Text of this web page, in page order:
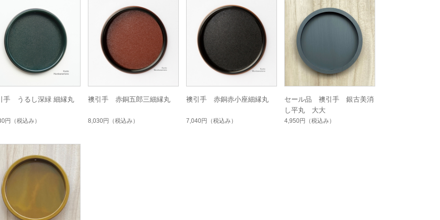
手 うるし深緑 細縁丸
円 （税込み）
襖引手 赤銅五郎三細縁丸
8,030円 （税込み）
襖引手 赤銅赤小座細縁丸
7,040円 （税込み）
セール品 襖引手 銀古美消
し平丸 大大
4,950円 （税込み）